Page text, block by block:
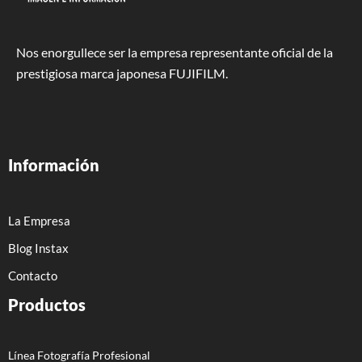
Nos enorgullece ser la empresa representante oficial de la
prestigiosa marca japonesa FUJIFILM.
Información
La Empresa
Blog Instax
Contacto
Productos
Línea Fotografía Profesional